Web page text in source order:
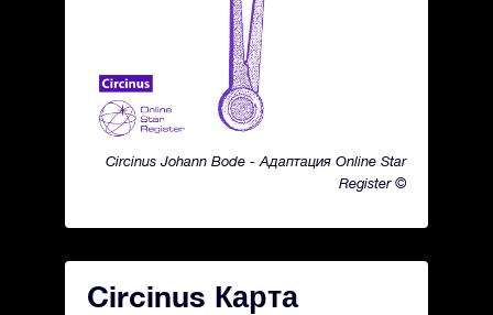
Circinus Johann Bode - Адаптация Online Star
Register ©
Circinus Карта